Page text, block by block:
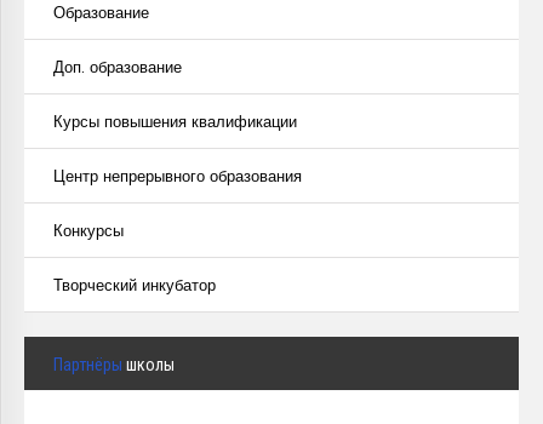
Образование
Доп. образование
Курсы повышения квалификации
Центр непрерывного образования
Конкурсы
Творческий инкубатор
Партнёры школы